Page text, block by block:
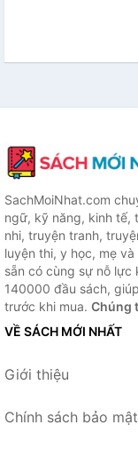
SachMoiNhat.com
ngữ, kỹ năng, kinh tế,
nhi, truyện tranh,
luyện thi, y học, mẹ
sẵn có cùng sự nỗ
140000 đầu sách,
trước khi mua. Chúng
VỀ SÁCH MỚI NHẤT
Giới thiệu
Chính sách bảo mật